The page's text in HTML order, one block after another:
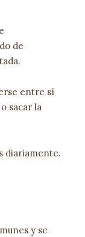
de
entre sí
sacar la
diariamente.
y se